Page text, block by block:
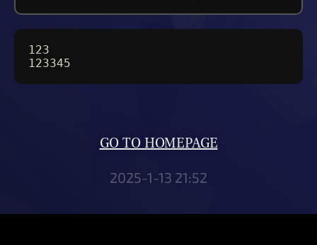
123
123345
GO TO HOMEPAGE
2025-1-13 21:52